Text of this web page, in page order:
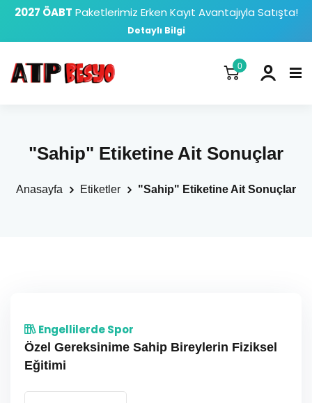
2027 ÖABT Paketlerimiz Erken Kayıt Avantajıyla Satışta!
Detaylı Bilgi
0
"Sahip" Etiketine Ait Sonuçlar
Anasayfa Etiketler "Sahip" Etiketine Ait Sonuçlar
Engellilerde Spor
Özel Gereksinime Sahip Bireylerin Fiziksel
Eğitimi